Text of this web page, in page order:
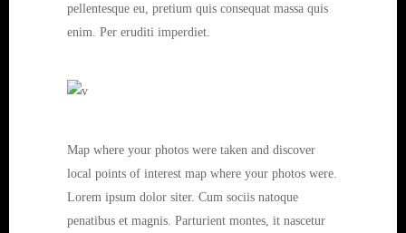
pellentesque eu, pretium quis consequat massa quis
enim. Per eruditi imperdiet.
Map where your photos were taken and discover
local points of interest map where your photos were.
Lorem ipsum dolor siter. Cum sociis natoque
penatibus et magnis. Parturient montes, it nascetur